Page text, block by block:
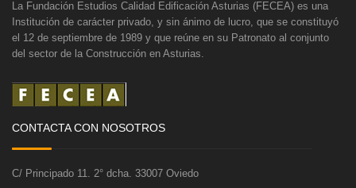
La Fundación Estudios Calidad Edificación Asturias (FECEA) es una
Institución de carácter privado, y sin ánimo de lucro, que se constituyó
el 12 de septiembre de 1989 y que reúne en su Patronato al conjunto
del sector de la Construcción en Asturias.
CONTACTA CON NOSOTROS
C/ Principado 11. 2° dcha. 33007 Oviedo